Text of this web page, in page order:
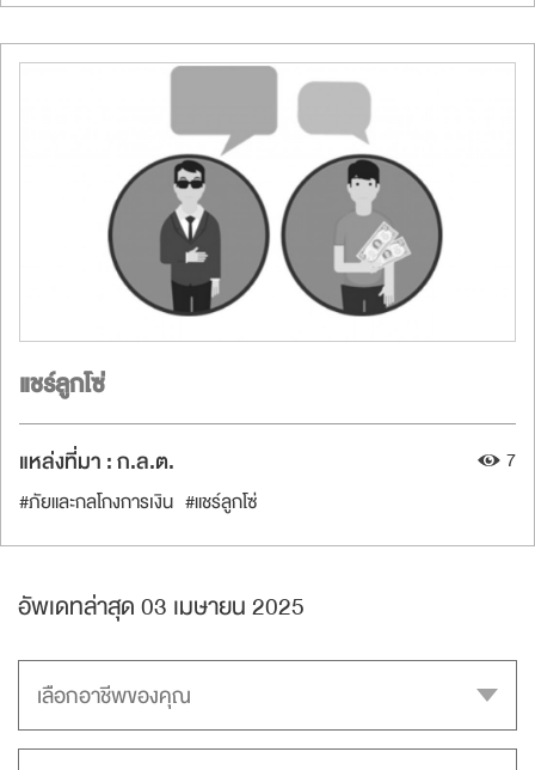
แชร์ลูกโซ่
แหล่งที่มา :ก.ล.ต.
#ภัยและกลโกงการเงิน #แชร์ลูกโซ่
7
อัพเดทล่าสุด 03 เมษายน 2025